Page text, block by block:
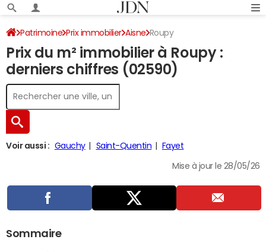
Patrimoine Prix immobilier Aisne Roupy
Prix du m² immobilier à Roupy :
derniers chiffres (02590)
Voir aussi : Gauchy Saint-Quentin Fayet
Mise à jour le 28/05/26
Sommaire